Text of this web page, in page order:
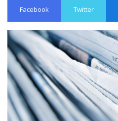
Facebook Twitter